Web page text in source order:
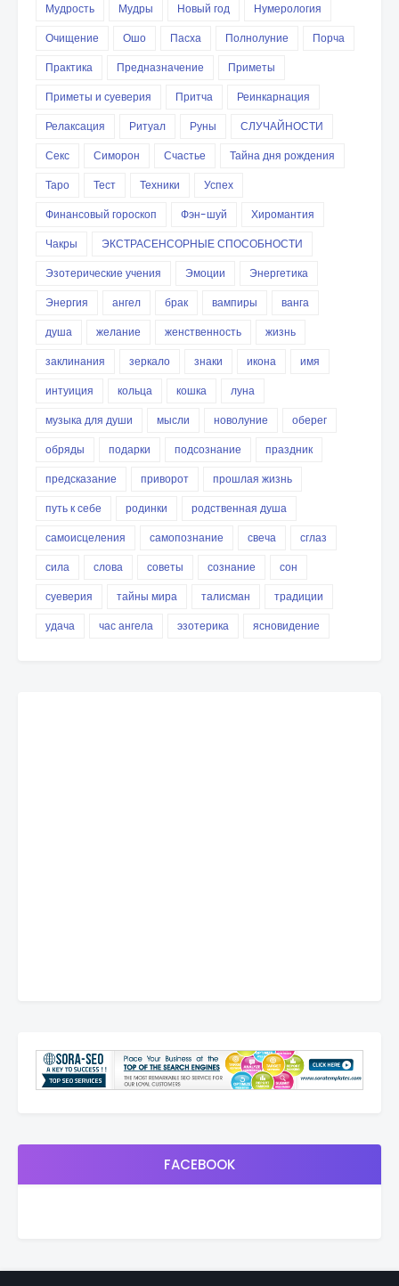
Мудрость
Мудры Новый год
Нумерология
Очищение
Ошо Пасха Полнолуние
Порча
Практика
Предназначение
Приметы
Приметы и суеверия
Притча
Реинкарнация
Релаксация
Ритуал Руны
СЛУЧАЙНОСТИ
Секс
Симорон Счастье
Тайна дня рождения
Таро
Тест Техники
Успех
Финансовый гороскоп
Фэн-шуй
Хиромантия
Чакры
ЭКСТРАСЕНСОРНЫЕ СПОСОБНОСТИ
Эзотерические учения
Эмоции
Энергетика
Энергия
ангел брак вампиры
ванга
душа
желание женственность
жизнь
заклинания
зеркало знаки икона
имя
интуиция
кольца кошка
луна
музыка для души
мысли новолуние
оберег
обряды
подарки подсознание
праздник
предсказание
приворот
прошлая жизнь
путь к себе
родинки
родственная душа
самоисцеления
самопознание свеча
сглаз
сила
слова советы сознание
сон
суеверия
тайны мира талисман
традиции
удача
час ангела эзотерика ясновидение
FACEBOOK